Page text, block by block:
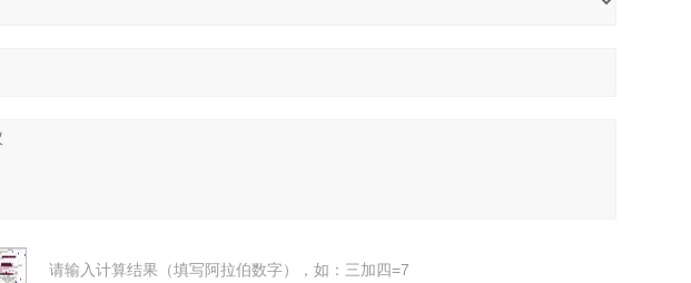
请输入计算结果（填写阿拉伯数字），如：三加四=7